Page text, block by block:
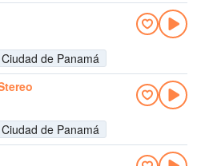
Ciudad de Panamá
Ciudad de Panamá